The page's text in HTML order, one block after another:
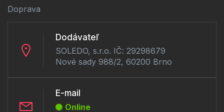
Doprava
Dodávateľ
SOLEDO, s.r.o. IČ: 29298679
Nové sady 988/2, 60200 Brno
E-mail
Online